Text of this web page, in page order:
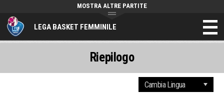
LEGA BASKET FEMMINILE
MOSTRA ALTRE PARTITE
Riepilogo